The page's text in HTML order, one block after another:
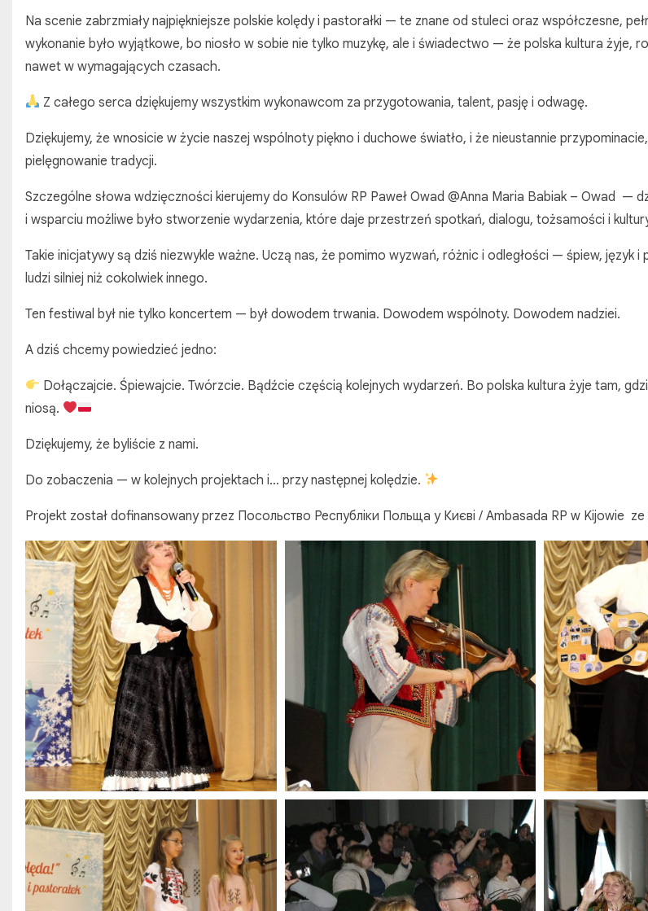
Na scenie zabrzmiały najpiękniejsze polskie kolędy i pastorałki — te znane od stuleci oraz współczesne,
wykonanie było wyjątkowe, bo niosło w sobie nie tylko muzykę, ale i świadectwo — że polska kultura żyje,
nawet w wymagających czasach.
Z całego serca dziękujemy wszystkim wykonawcom za przygotowania, talent, pasję i odwagę.
Dziękujemy, że wnosicie w życie naszej wspólnoty piękno i duchowe światło, i że nieustannie
pielęgnowanie tradycji.
Szczególne słowa wdzięczności kierujemy do Konsulów RP Paweł Owad @Anna Maria Babiak – Owad —
i wsparciu możliwe było stworzenie wydarzenia, które daje przestrzeń spotkań, dialogu, tożsamości i
Takie inicjatywy są dziś niezwykle ważne. Uczą nas, że pomimo wyzwań, różnic i odległości — śpiew, język
ludzi silniej niż cokolwiek innego.
Ten festiwal był nie tylko koncertem — był dowodem trwania. Dowodem wspólnoty. Dowodem nadziei.
A dziś chcemy powiedzieć jedno:
Dołączajcie. Śpiewajcie. Twórzcie. Bądźcie częścią kolejnych wydarzeń. Bo polska kultura żyje tam,
niosą.
Dziękujemy, że byliście z nami.
Do zobaczenia — w kolejnych projektach i… przy następnej kolędzie.
Projekt został dofinansowany przez Посольство Республіки Польща у Києві / Ambasada RP w Kijowie